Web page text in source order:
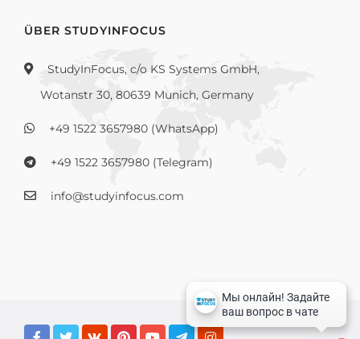
ÜBER STUDYINFOCUS
StudyInFocus, c/o KS Systems GmbH,
Wotanstr 30, 80639 Munich, Germany
+49 1522 3657980 (WhatsApp)
+49 1522 3657980 (Telegram)
info@studyinfocus.com